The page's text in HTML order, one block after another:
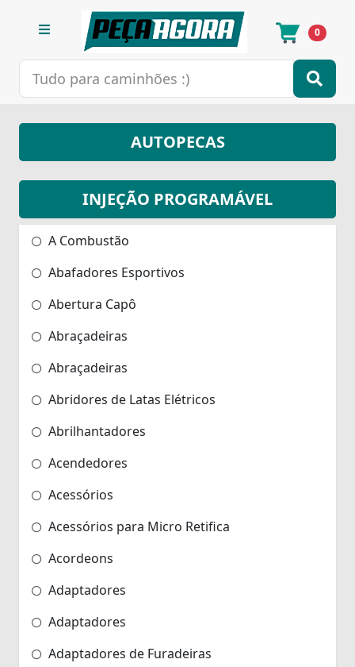
0
AUTOPECAS
INJEÇÃO PROGRAMÁVEL
A Combustão
Abafadores Esportivos
Abertura Capô
Abraçadeiras
Abraçadeiras
Abridores de Latas Elétricos
Abrilhantadores
Acendedores
Acessórios
Acessórios para Micro Retifica
Acordeons
Adaptadores
Adaptadores
Adaptadores de Furadeiras